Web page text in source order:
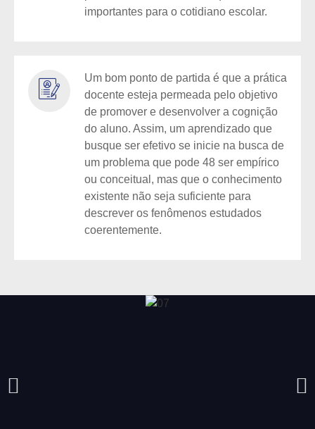
importantes para o cotidiano escolar.
Um bom ponto de partida é que a prática
docente esteja permeada pelo objetivo
de promover e desenvolver a cognição
do aluno. Assim, um aprendizado que
busque ser efetivo se inicie na busca de
um problema que pode 48 ser empírico
ou conceitual, mas que o conhecimento
existente não seja suficiente para
descrever os fenômenos estudados
coerentemente.